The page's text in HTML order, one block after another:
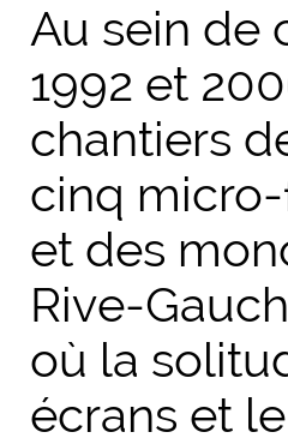
Au sein de
1992 et
chantiers
cinq
et des
Rive-
où la
écrans et